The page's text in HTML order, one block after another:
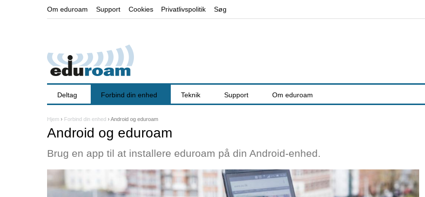
Om eduroam Support Cookies Privatlivspolitik Søg
D
u
e
h
Hjem › Forbind din enhed › Android og eduroam
Android og eduroam
Brug en app til at installere eduroam på din Android-enhed.
Deltag Forbind din enhed Teknik Support Om eduroam